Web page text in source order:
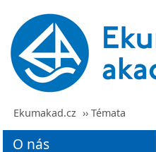
Ekumakad.cz ›› Témata
O nás